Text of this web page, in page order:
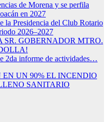
de Morena y se perfila
en 2027
la Presidencia del Club Rotario
2026–2027
SR. GOBERNADOR MTRO.
2da informe de actividades…
EN UN 90% EL INCENDIO
SANITARIO